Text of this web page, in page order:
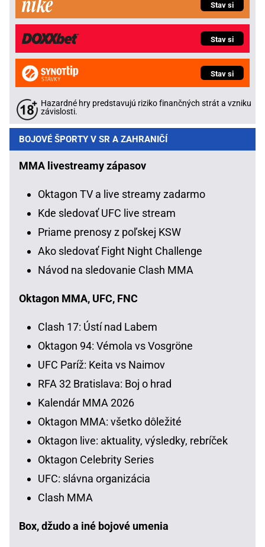
Stav si
Stav si
Stav si
Hazardné hry predstavujú riziko finančných strát a vzniku
závislosti.
BOJOVÉ ŠPORTY V SR A ZAHRANIČÍ
MMA livestreamy zápasov
Oktagon TV a live streamy zadarmo
Kde sledovať UFC live stream
Priame prenosy z poľskej KSW
Ako sledovať Fight Night Challenge
Návod na sledovanie Clash MMA
Oktagon MMA, UFC, FNC
Clash 17: Ústí nad Labem
Oktagon 94: Vémola vs Vosgröne
UFC Paríž: Keita vs Naimov
RFA 32 Bratislava: Boj o hrad
Kalendár MMA 2026
Oktagon MMA: všetko dôležité
Oktagon live: aktuality, výsledky, rebríček
Oktagon Celebrity Series
UFC: slávna organizácia
Clash MMA
Box, džudo a iné bojové umenia